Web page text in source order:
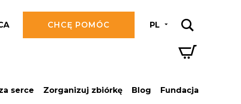
CHCĘ POMÓC PL
serce Zorganizuj zbiórkę Blog Fundacja